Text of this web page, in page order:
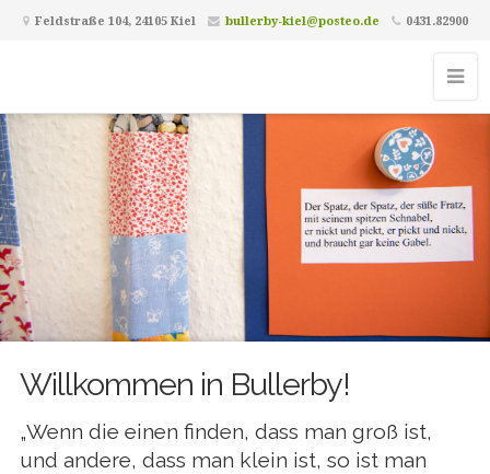
Feldstraße 104, 24105 Kiel bullerby-kiel@posteo.de 0431.82900
Willkommen in Bullerby!
„Wenn die einen finden, dass man groß ist,
und andere, dass man klein ist, so ist man